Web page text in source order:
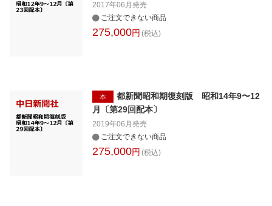
2017年06月 発売
ご注文できない商品
275,000円 (税込)
本
都新聞昭和期復刻版 昭和14年9〜12
月〔第29回配本〕
2019年06月 発売
ご注文できない商品
275,000円 (税込)